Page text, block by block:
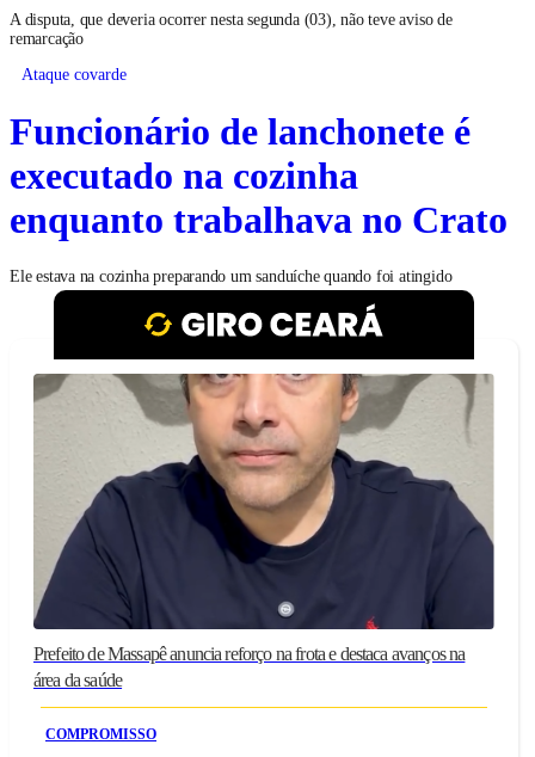
A disputa, que deveria ocorrer nesta segunda (03), não teve aviso de
remarcação
Ataque covarde
Funcionário de lanchonete é
executado na cozinha
enquanto trabalhava no Crato
Ele estava na cozinha preparando um sanduíche quando foi atingido
Prefeito de Massapê anuncia reforço na frota e destaca avanços na
área da saúde
COMPROMISSO